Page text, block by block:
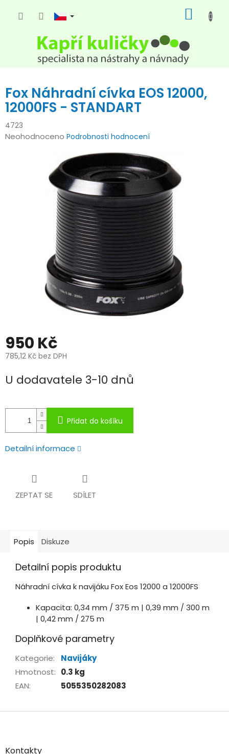
KOŠÍK
Fox Náhradní cívka EOS 12000,
12000FS - STANDART
4723
Průměrné
Neohodnoceno Podrobnosti hodnocení
950 Kč
785,12 Kč bez DPH
cena:
U dodavatele 3-10 dnů
Přidat do košíku
Detailní informace
ZEPTAT SE SDÍLET
Popis Diskuze
Detailní popis produktu
Náhradní cívka k navijáku Fox Eos 12000 a 12000FS
Kapacita: 0,34 mm / 375 m | 0,39 mm / 300 m
| 0,42 mm / 275 m
Doplňkové parametry
Kategorie:
Navijáky
Hmotnost: 0.3 kg
EAN: 5055350282083
Z
aKontakty